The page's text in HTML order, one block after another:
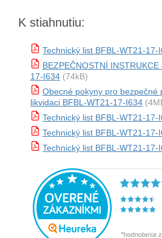
K stiahnutiu:
Technický list BFBL-WT21-17-
BEZPEČNOSTNÍ
17-I634 (74kB)
Obecné pokyny pro bezpečné
likvidaci BFBL-WT21-17-I634
Technický list BFBL-WT21-17-
Technický list BFBL-WT21-17-
Technický list BFBL-WT21-17-